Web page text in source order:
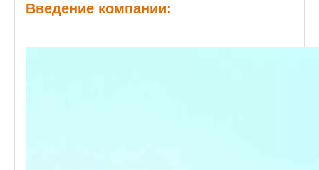
Введение компании: